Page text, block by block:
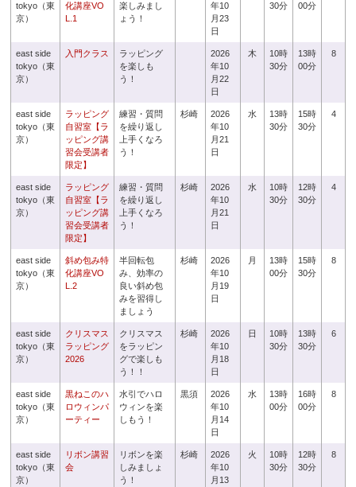
tokyo（東
京）
化講座VO
L.1
楽しみまし
ょう！
年10
月23
日
30分
00分
east side
tokyo（東
京）
入門クラス
ラッピング
を楽しも
う！
2026
年10
月22
日
木
10時
30分
13時
00分
8
east side
tokyo（東
京）
ラッピング
自習室【ラ
ッピング講
習会受講者
限定】
練習・質問
を繰り返し
上手くなろ
う！
杉崎
2026
年10
月21
日
水
13時
30分
15時
30分
4
east side
tokyo（東
京）
ラッピング
自習室【ラ
ッピング講
習会受講者
限定】
練習・質問
を繰り返し
上手くなろ
う！
杉崎
2026
年10
月21
日
水
10時
30分
12時
30分
4
east side
tokyo（東
京）
斜め包み特
化講座VO
L.2
半回転包
み、効率の
良い斜め包
みを習得し
ましょう
杉崎
2026
年10
月19
日
月
13時
00分
15時
30分
8
east side
tokyo（東
京）
クリスマス
ラッピング
2026
クリスマス
をラッピン
グで楽しも
う！！
杉崎
2026
年10
月18
日
日
10時
30分
13時
30分
6
east side
tokyo（東
京）
黒ねこのハ
ロウィンパ
ーティー
水引でハロ
ウィンを楽
しもう！
黒須
2026
年10
月14
日
水
13時
00分
16時
00分
8
east side
tokyo（東
京）
リボン講習
会
リボンを楽
しみましょ
う！
杉崎
2026
年10
月13
火
10時
30分
12時
30分
8